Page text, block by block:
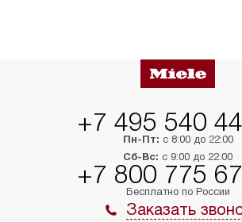
+7 495 540
Пн-Пт: с 8:00 до 22:00
Сб-Вс: с 9:00 до 22:00
+7 800 775
Бесплатно по России
Заказать